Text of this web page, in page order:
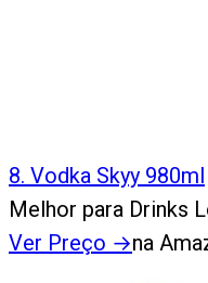
8. Vodka Skyy 980ml
Melhor para Drinks
Ver Preço →na